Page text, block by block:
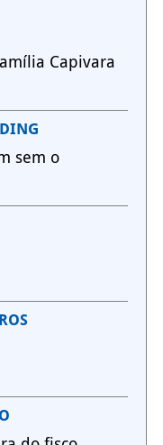
Capivara
sem o